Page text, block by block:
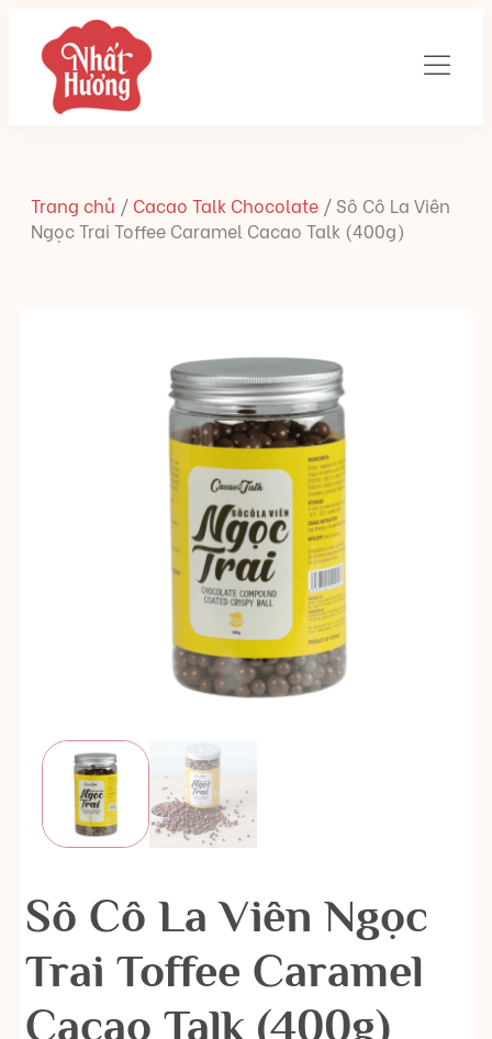
Trang chủ / Cacao Talk Chocolate / Sô Cô La Viên
Ngọc Trai Toffee Caramel Cacao Talk (400g)
Sô Cô La Viên Ngọc
Trai Toffee Caramel
Cacao Talk (400g)